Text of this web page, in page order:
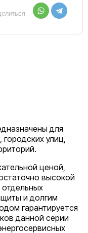
для
улиц,
ценой,
высокой
и долгим
гарантируется
данной серии